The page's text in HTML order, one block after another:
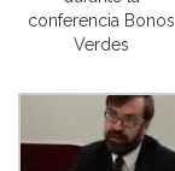
conferencia Bonos
Verdes